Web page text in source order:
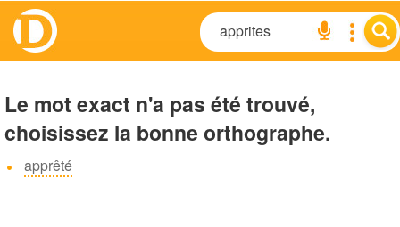
Le mot exact n'a pas été trouvé,
choisissez la bonne orthographe.
apprêté